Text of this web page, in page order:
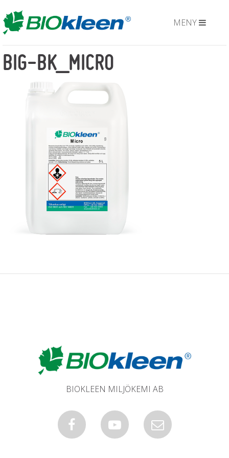
MENY
BIG-BK_MICRO
BIOKLEEN MILJÖKEMI AB